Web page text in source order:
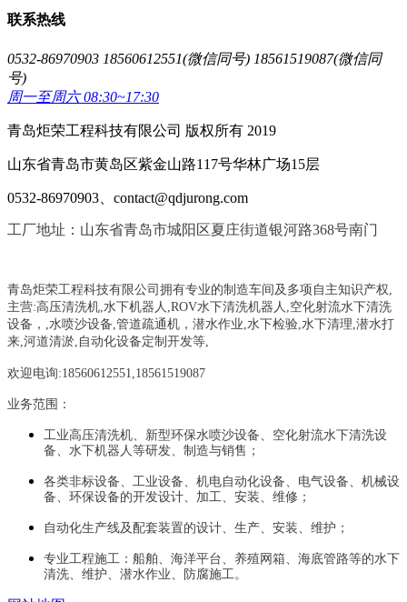
联系热线
0532-86970903 18560612551(微信同号) 18561519087(微信同
号)
周一至周六 08:30~17:30
青岛炬荣工程科技有限公司 版权所有 2019
山东省青岛市黄岛区紫金山路117号华林广场15层
0532-86970903、contact@qdjurong.com
工厂地址：山东省青岛市城阳区夏庄街道银河路368号南门
青岛炬荣工程科技有限公司拥有专业的制造车间及多项自主知识产权,
主营:高压清洗机,水下机器人,ROV水下清洗机器人,空化射流水下清洗
设备，
水喷沙设备 ,管道疏通机 ， 潜水作业,水下检验,水下清理,潜水打
来,河道清淤,自动化设备定制开发等,
欢迎电询:18560612551,18561519087
业务范围：
工业高压清洗机、新型环保水喷沙设备、空化射流水下清洗设
备、水下机器人等研发、制造与销售；
各类非标设备、工业设备、机电自动化设备、电气设备、机械设
备、环保设备的开发设计、加工、安装、维修；
自动化生产线及配套装置的设计、生产、安装、维护；
专业工程施工：船舶、海洋平台、养殖网箱、海底管路等的水下
清洗、维护、潜水作业、防腐施工。